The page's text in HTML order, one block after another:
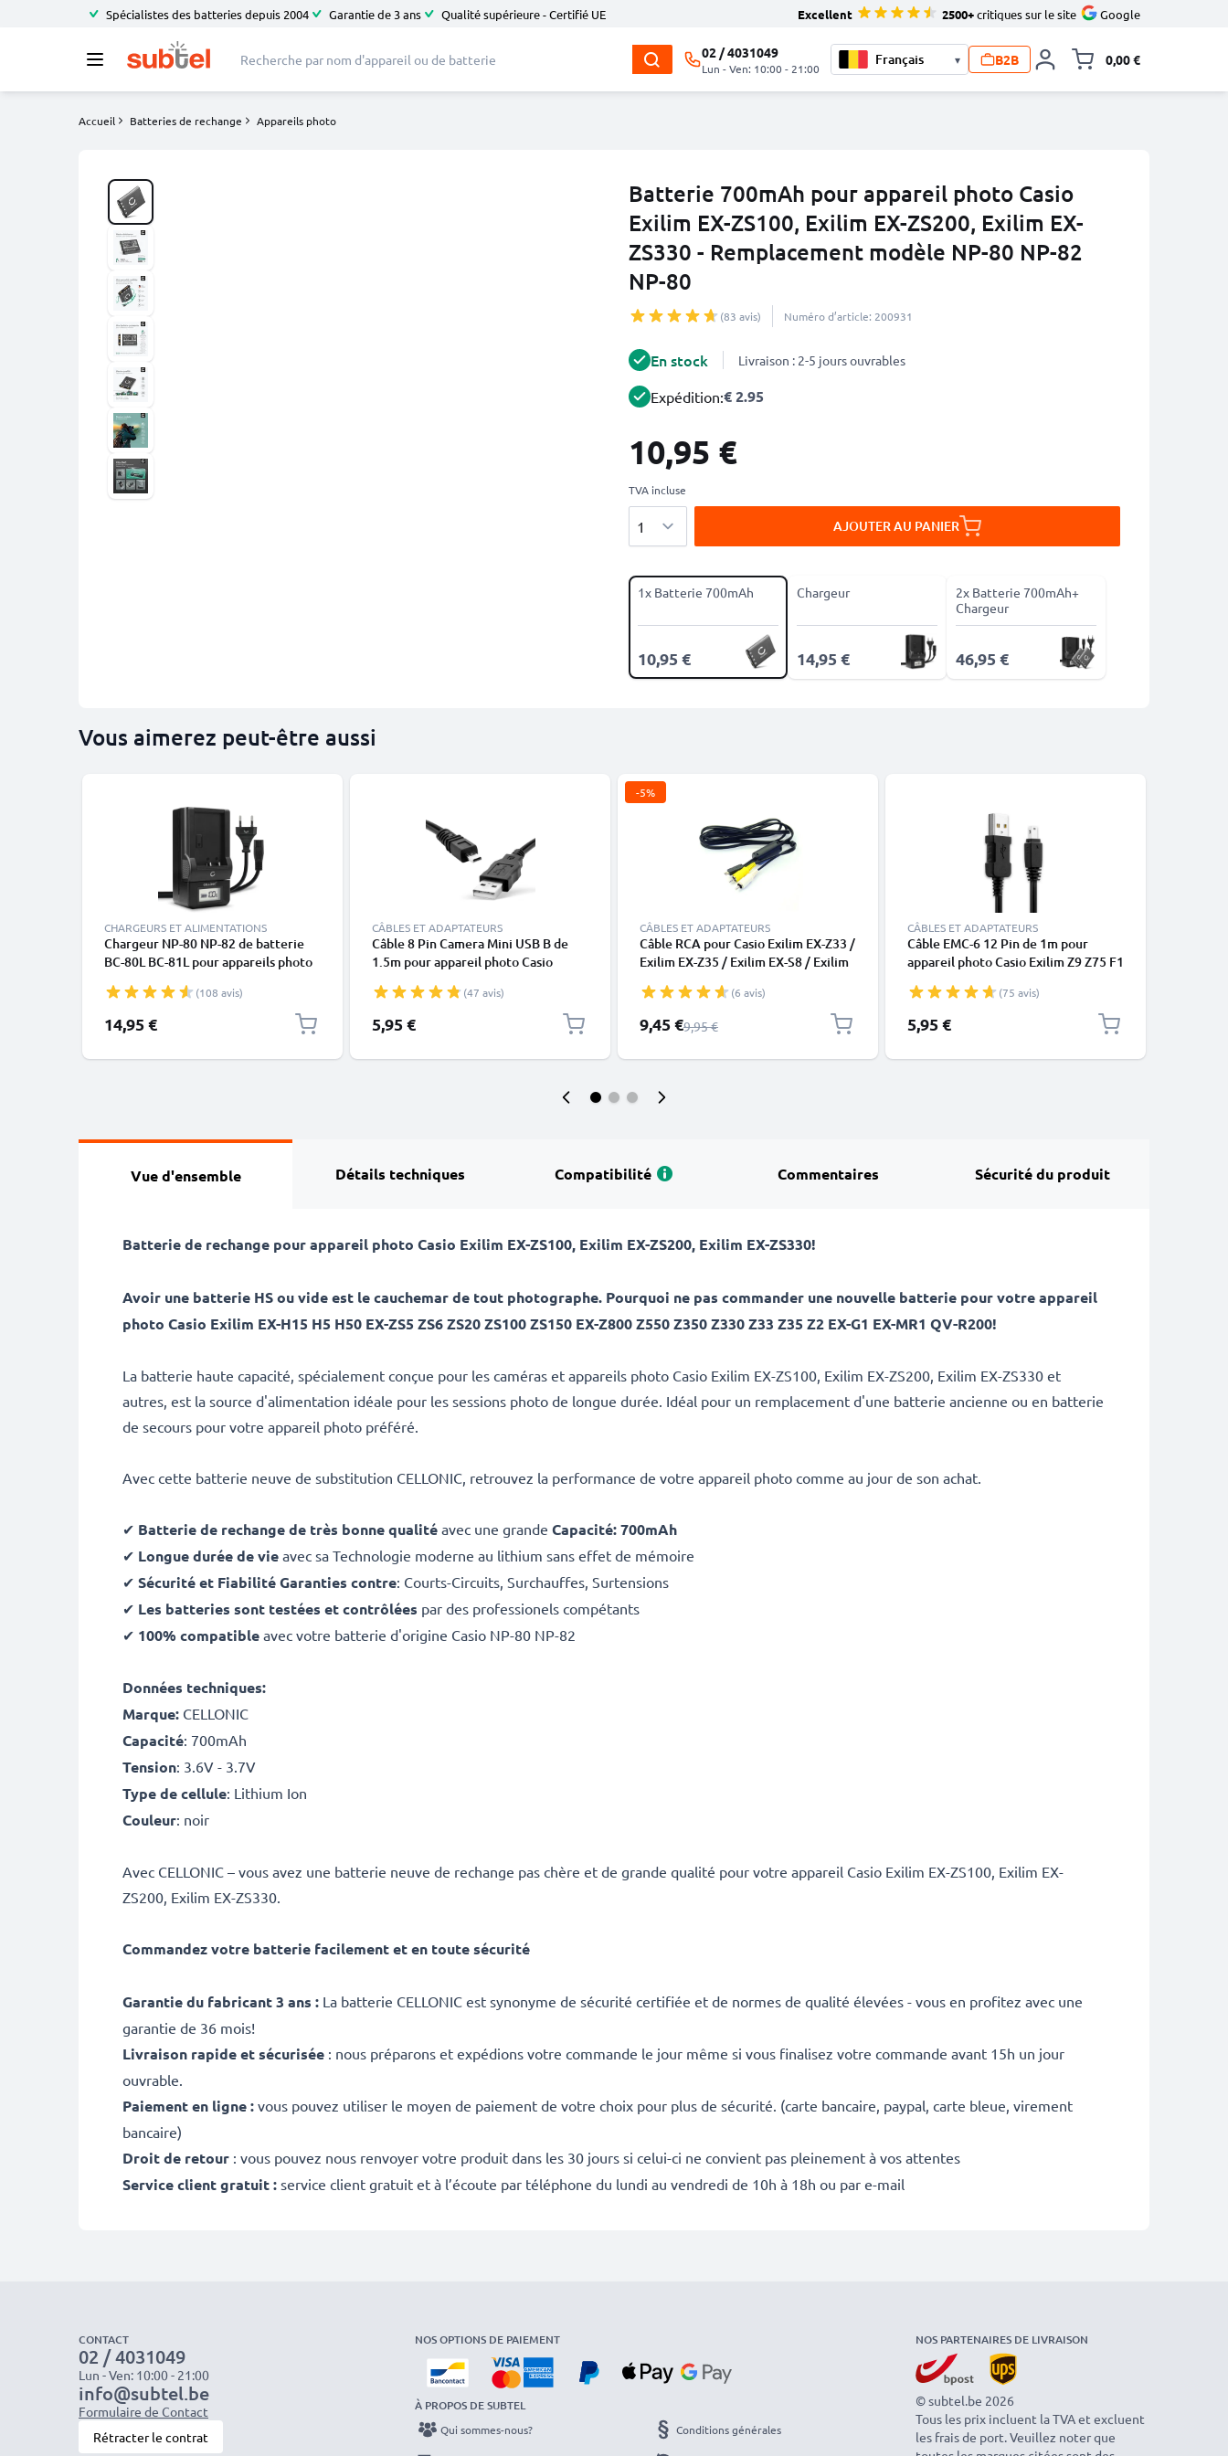
Spécialistes des batteries depuis 2004 Garantie de 3 ans Qualité supérieure - Certifié UE Excellent 2500+critiques sur le site Google
02 / 4031049
Lun - Ven: 10:00 - 21:00
▾ B2B 0,00 €
Accueil Batteries de rechange Appareils photo
Batterie 700mAh pour appareil photo Casio
Exilim EX-ZS100, Exilim EX-ZS200, Exilim EX-
ZS330 - Remplacement modèle NP-80 NP-82
NP-80
(83 avis) Numéro d’article: 200931
En stock Livraison : 2-5 jours ouvrables
Expédition:€ 2.95
10,95 €
TVA incluse
AJOUTER AU PANIER
1x Batterie 700mAh
10,95 €
Chargeur
14,95 €
2x Batterie 700mAh+
Chargeur
46,95 €
Vous aimerez peut-être aussi
CHARGEURS ET ALIMENTATIONS
Chargeur NP-80 NP-82 de batterie
BC-80L BC-81L pour appareils photo
ZS20 ZS100 EX-Z800 Z550 Z350 Z35
Z2 EX-G1 de CELLONIC
(108 avis)
14,95 €
CÂBLES ET ADAPTATEURS
Câble 8 Pin Camera Mini USB B de
1.5m pour appareil photo Casio
H5 ZS6 Z350 ZS10 N1 ZS100 Z28 N10
N20 transfert de données noir PVC
(47 avis)
5,95 €
-5%
CÂBLES ET ADAPTATEURS
Câble RCA pour Casio Exilim EX-Z33 /
Exilim EX-Z35 / Exilim EX-S8 / Exilim
EMC-7A de 0,6m, Connecteur RCA,
Câble Audio-Vidéo Composite
pour TV, DVD, Blu-Ray, Caméra,
(6 avis)
Prix spécial
9,45 €Prix normal
9,95 €
CÂBLES ET ADAPTATEURS
Câble EMC-6 12 Pin de 1m pour
appareil photo Casio Exilim Z9 Z75 F1
Z200 Z90 FH100 H10 H30 transfert
de données noir PVC
(75 avis)
5,95 €
Vue d'ensemble Détails techniques Compatibilité Commentaires Sécurité du produit
Batterie de rechange pour appareil photo Casio Exilim EX-ZS100, Exilim EX-ZS200, Exilim EX-ZS330!
Avoir une batterie HS ou vide est le cauchemar de tout photographe. Pourquoi ne pas commander une nouvelle batterie pour votre appareil
photo Casio Exilim EX-H15 H5 H50 EX-ZS5 ZS6 ZS20 ZS100 ZS150 EX-Z800 Z550 Z350 Z330 Z33 Z35 Z2 EX-G1 EX-MR1 QV-R200!
La batterie haute capacité, spécialement conçue pour les caméras et appareils photo Casio Exilim EX-ZS100, Exilim EX-ZS200, Exilim EX-ZS330 et
autres, est la source d'alimentation idéale pour les sessions photo de longue durée. Idéal pour un remplacement d'une batterie ancienne ou en batterie
de secours pour votre appareil photo préféré.
Avec cette batterie neuve de substitution CELLONIC, retrouvez la performance de votre appareil photo comme au jour de son achat.
✔ Batterie de rechange de très bonne qualité avec une grande Capacité: 700mAh
✔ Longue durée de vie avec sa Technologie moderne au lithium sans effet de mémoire
✔ Sécurité et Fiabilité Garanties contre: Courts-Circuits, Surchauffes, Surtensions
✔ Les batteries sont testées et contrôlées par des professionels compétants
✔ 100% compatible avec votre batterie d'origine Casio NP-80 NP-82
Données techniques:
Marque: CELLONIC
Capacité: 700mAh
Tension: 3.6V - 3.7V
Type de cellule: Lithium Ion
Couleur: noir
Avec CELLONIC – vous avez une batterie neuve de rechange pas chère et de grande qualité pour votre appareil Casio Exilim EX-ZS100, Exilim EX-
ZS200, Exilim EX-ZS330.
Commandez votre batterie facilement et en toute sécurité
Garantie du fabricant 3 ans : La batterie CELLONIC est synonyme de sécurité certifiée et de normes de qualité élevées - vous en profitez avec une
garantie de 36 mois!
Livraison rapide et sécurisée : nous préparons et expédions votre commande le jour même si vous finalisez votre commande avant 15h un jour
ouvrable.
Paiement en ligne : vous pouvez utiliser le moyen de paiement de votre choix pour plus de sécurité. (carte bancaire, paypal, carte bleue, virement
bancaire)
Droit de retour : vous pouvez nous renvoyer votre produit dans les 30 jours si celui-ci ne convient pas pleinement à vos attentes
Service client gratuit : service client gratuit et à l’écoute par téléphone du lundi au vendredi de 10h à 18h ou par e-mail
CONTACT
02 / 4031049
Lun - Ven: 10:00 - 21:00
info@subtel.be
Formulaire de Contact
Rétracter le contrat
NOS OPTIONS DE PAIEMENT
À PROPOS DE SUBTEL
Qui sommes-nous? Conditions générales
NOS PARTENAIRES DE LIVRAISON
© subtel.be 2026
Tous les prix incluent la TVA et excluent
les frais de port. Veuillez noter que